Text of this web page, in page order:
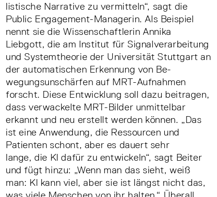
listische Narrative zu vermitteln“, sagt die
Public­ Engagement­-Managerin. Als Beispiel
nennt sie die Wissenschaftlerin Annika
Liebgott, die am Institut für Signalverarbeitung
und Systemtheorie der Universität Stuttgart an
der automatischen Erkennung von Be­
wegungsunschärfen auf MRT­-Aufnahmen
forscht. Diese Entwicklung soll dazu beitragen,
dass verwackelte MRT-­Bilder unmittelbar
erkannt und neu erstellt werden können. „Das
ist eine Anwendung, die Ressourcen und
Patienten schont, aber es dauert sehr
lange, die KI dafür zu entwickeln“, sagt Beiter
und fügt hinzu: „Wenn man das sieht, weiß
man: KI kann viel, aber sie ist längst nicht das,